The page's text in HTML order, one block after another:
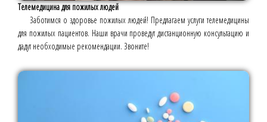
Телемедицина для пожилых людей
Заботимся о здоровье пожилых людей! Предлагаем услуги телемедицины
для пожилых пациентов. Наши врачи проведут дистанционную консультацию и
дадут необходимые рекомендации. Звоните!